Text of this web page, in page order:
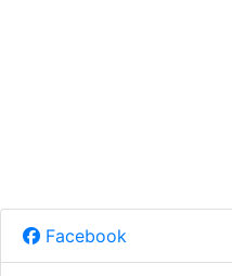
Facebook